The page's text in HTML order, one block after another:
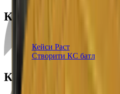
Кейси
Кейси Раст
Створити КС батл
Корисне